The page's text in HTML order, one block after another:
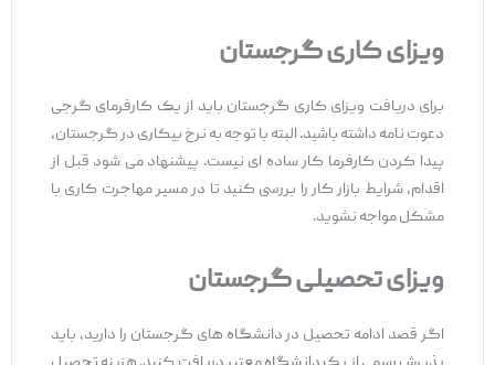
ویزای کاری گرجستان
برای دریافت ویزای کاری گرجستان باید از یک کارفرمای گرجی
دعوت ‌نامه داشته باشید. البته با توجه به نرخ بیکاری در گرجستان،
پیدا کردن کارفرما کار ساده ‌ای نیست. پیشنهاد می ‌شود قبل از
اقدام، شرایط بازار کار را بررسی کنید تا در مسیر مهاجرت کاری با
مشکل مواجه نشوید.
ویزای تحصیلی گرجستان
اگر قصد ادامه تحصیل در دانشگاه ‌های گرجستان را دارید، باید